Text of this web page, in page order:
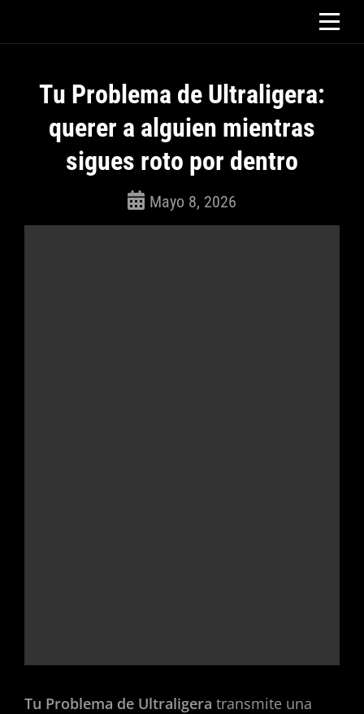
Tu Problema de Ultraligera:
querer a alguien mientras
sigues roto por dentro
Mayo 8, 2026
Tu Problema de Ultraligera transmite una